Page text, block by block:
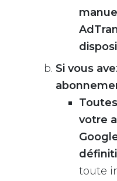
Si vous
votre
toute